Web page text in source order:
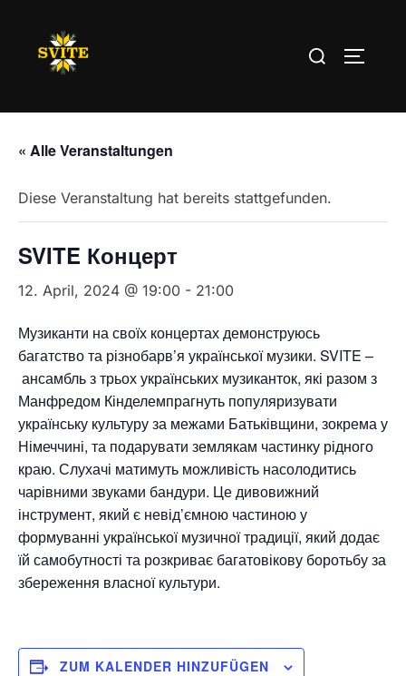
springen
Suchen
« Alle Veranstaltungen
Diese Veranstaltung hat bereits stattgefunden.
SVITE Концерт
12. April, 2024 @ 19:00 - 21:00
Музиканти на своїх концертах демонструюсь
багатство та різнобарв’я української музики. SVITE –
ансамбль з трьох українських музиканток, які разом з
Манфредом Кінделемпрагнуть популяризувати
українську культуру за межами Батьківщини, зокрема у
Німеччині, та подарувати землякам частинку рідного
краю. Слухачі матимуть можливість насолодитись
чарівними звуками бандури. Це дивовижний
інструмент, який є невід’ємною частиною у
формуванні української музичної традиції, який додає
їй самобутності та розкриває багатовікову боротьбу за
збереження власної культури.
ZUM KALENDER HINZUFÜGEN